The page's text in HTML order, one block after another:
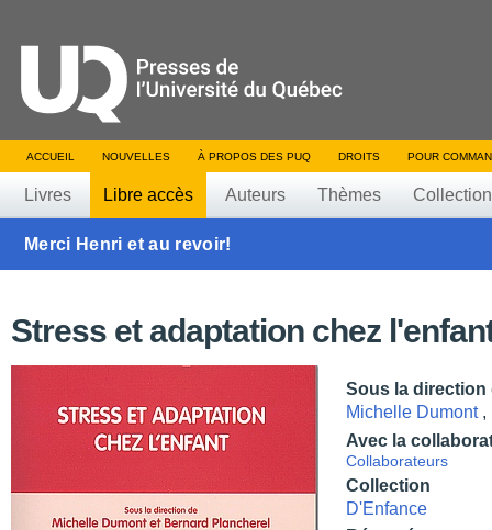
ACCUEIL NOUVELLES À PROPOS DES PUQ DROITS POUR
Livres Libre accès Auteurs Thèmes
Merci Henri et au revoir!
Stress et adaptation chez
Sous la direction
Michelle Dumont,
Avec la
Collaborateurs
Collection
D'Enfance